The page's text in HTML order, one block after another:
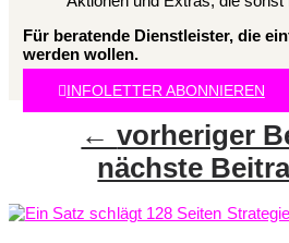
Für beratende Dienstleister, die
werden wollen.
INFOLETTER ABONNIEREN
←vorheriger
nächste